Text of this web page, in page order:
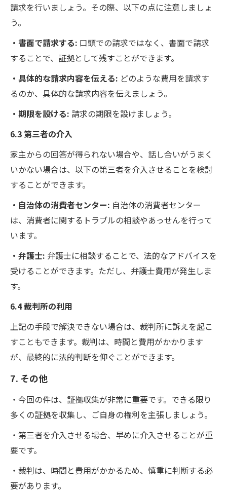
請求を行いましょう。その際、以下の点に注意しましょ
う。
・書面で請求する: 口頭での請求ではなく、書面で請求
することで、証拠として残すことができます。
・具体的な請求内容を伝える: どのような費用を請求す
るのか、具体的な請求内容を伝えましょう。
・期限を設ける: 請求の期限を設けましょう。
6.3 第三者の介入
家主からの回答が得られない場合や、話し合いがうまく
いかない場合は、以下の第三者を介入させることを検討
することができます。
・自治体の消費者センター: 自治体の消費者センター
は、消費者に関するトラブルの相談やあっせんを行って
います。
・弁護士: 弁護士に相談することで、法的なアドバイスを
受けることができます。ただし、弁護士費用が発生しま
す。
6.4 裁判所の利用
上記の手段で解決できない場合は、裁判所に訴えを起こ
すこともできます。裁判は、時間と費用がかかります
が、最終的に法的判断を仰ぐことができます。
7. その他
・今回の件は、証拠収集が非常に重要です。できる限り
多くの証拠を収集し、ご自身の権利を主張しましょう。
・第三者を介入させる場合、早めに介入させることが重
要です。
・裁判は、時間と費用がかかるため、慎重に判断する必
要があります。